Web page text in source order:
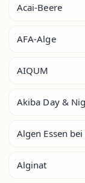
Acai-Beere
AFA-Alge
AIQUM
Akiba Day &
Algen Essen
Alginat